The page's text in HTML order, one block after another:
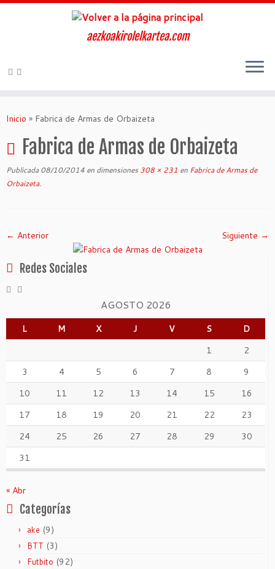
aezkoakirolelkartea.com
Inicio » Fabrica de Armas de Orbaizeta
Fabrica de Armas de Orbaizeta
Publicada 08/10/2014 en dimensiones 308 × 231 en Fabrica de Armas de
Orbaizeta.
← Anterior Siguiente →
Redes Sociales
AGOSTO 2026
L M X J V S
D
1
2
3
4 5 6 7 8
9
10
11 12 13 14 15
16
17
18 19 20 21 22
23
24
25 26 27 28 29
30
31
« Abr
Categorías
ake (9)
BTT (3)
Futbito (92)